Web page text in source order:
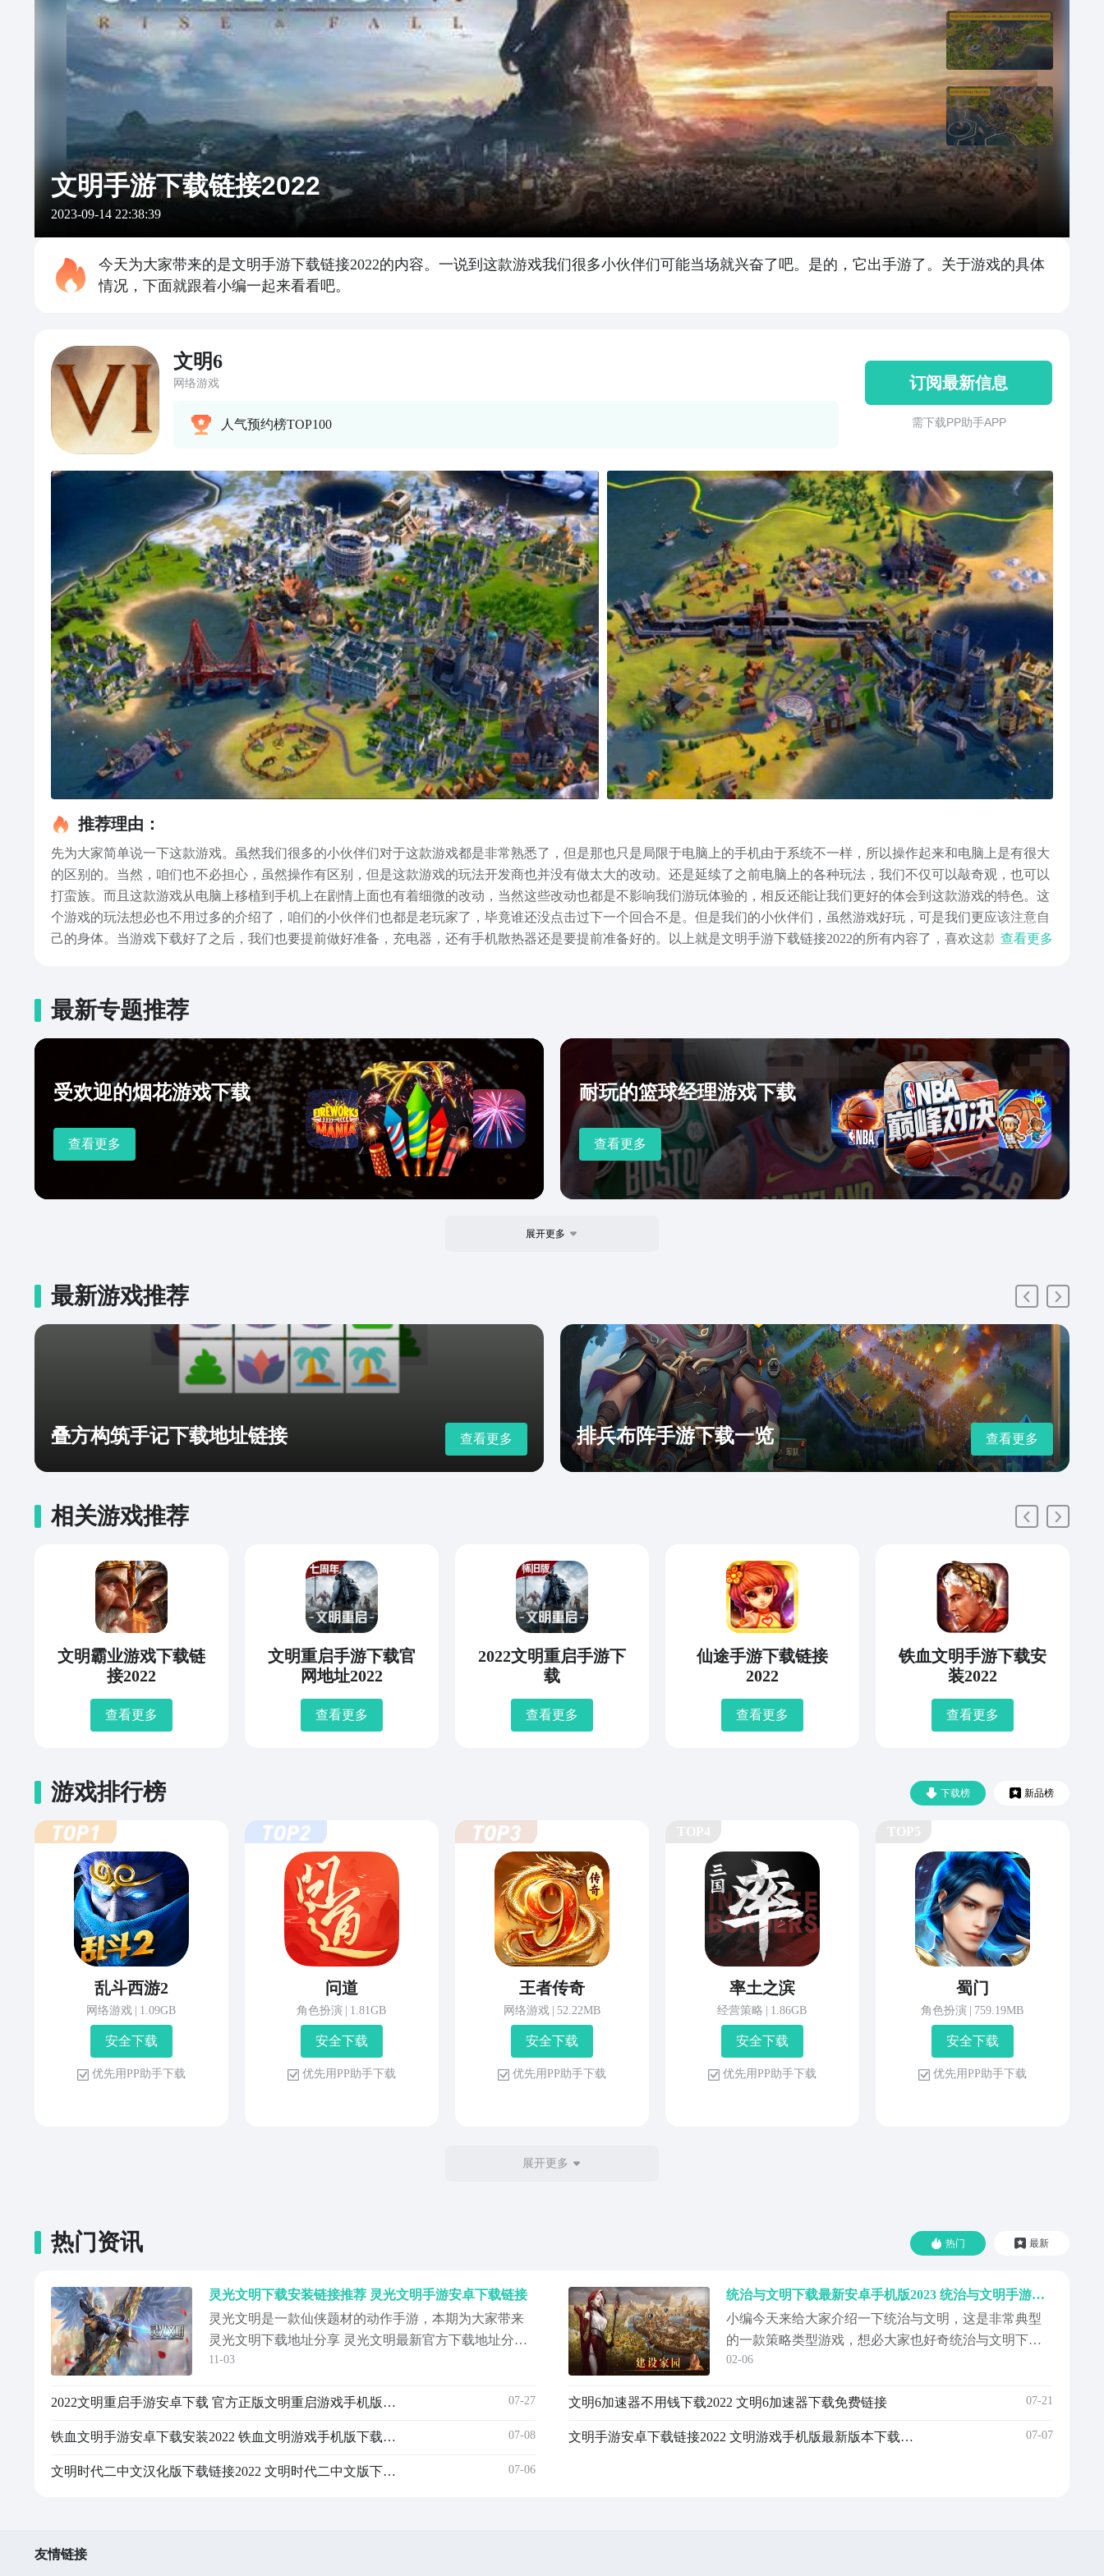
文明手游下载链接2022
2023-09-14 22:38:39
今天为大家带来的是文明手游下载链接2022的内容。一说到这款游戏我们很多小伙伴们可能当场就兴奋了吧。是的，它出手游了。关于游戏的具体
情况，下面就跟着小编一起来看看吧。
文明6
网络游戏
人气预约榜TOP100
订阅最新信息
需 下 载 P P 助 手 A P P
推荐理由：
先为大家简单说一下这款游戏。虽然我们很多的小伙伴们对于这款游戏都是非常熟悉了，但是那也只是局限于电脑上的手机由于系统不一样，所以操作起来和电脑上是有很大
的区别的。当然，咱们也不必担心，虽然操作有区别，但是这款游戏的玩法开发商也并没有做太大的改动。还是延续了之前电脑上的各种玩法，我们不仅可以敲奇观，也可以
打蛮族。而且这款游戏从电脑上移植到手机上在剧情上面也有着细微的改动，当然这些改动也都是不影响我们游玩体验的，相反还能让我们更好的体会到这款游戏的特色。这
个游戏的玩法想必也不用过多的介绍了，咱们的小伙伴们也都是老玩家了，毕竟谁还没点击过下一个回合不是。但是我们的小伙伴们，虽然游戏好玩，可是我们更应该注意自
己的身体。当游戏下载好了之后，我们也要提前做好准备，充电器，还有手机散热器还是要提前准备好的。以上就是文明手游下载链接2022的所有内容了，喜欢这款游戏的小
查看更多
最新专题推荐
受欢迎的烟花游戏下载
查看更多
耐玩的篮球经理游戏下载
查看更多
展开更多
最新游戏推荐
叠方构筑手记下载地址链接 查看更多 排兵布阵手游下载一览 查看更多
相关游戏推荐
文明霸业游戏下载链
接2022
查看更多
文明重启手游下载官
网地址2022
查看更多
2022文明重启手游下
载
查看更多
仙途手游下载链接
2022
查看更多
铁血文明手游下载安
装2022
查看更多
下载榜 新品榜
游戏排行榜
乱斗西游2
网络游戏 1.09GB
安 全 下 载
优 先 用 P P 助 手 下 载
问道
角色扮演 1.81GB
安 全 下 载
优 先 用 P P 助 手 下 载
王者传奇
网络游戏 52.22MB
安 全 下 载
优 先 用 P P 助 手 下 载
率土之滨
经营策略 1.86GB
安 全 下 载
优 先 用 P P 助 手 下 载
蜀门
角色扮演 759.19MB
安 全 下 载
优 先 用 P P 助 手 下 载
展开更多
热门 最新
热门资讯
灵光文明下载安装链接推荐 灵光文明手游安卓下载链接
灵光文明是一款仙侠题材的动作手游，本期为大家带来
灵光文明下载地址分享 灵光文明最新官方下载地址分
享。游戏中玩家可以选择不同的职业，体验不同的战斗
其他玩家一起参与跨服联盟，挑战强大的敌人，成为王
单易上手，让...
11-03
2022文明重启手游安卓下载 官方正版文明重启游戏手机版下载安装链接 07-27
铁血文明手游安卓下载安装2022 铁血文明游戏手机版下载链接 07-08
文明时代二中文汉化版下载链接2022 文明时代二中文版下载攻略 07-06
统治与文明下载最新安卓手机版2023 统治与文明手游安卓下载链接
小编今天来给大家介绍一下统治与文明，这是非常典型
的一款策略类型游戏，想必大家也好奇统治与文明下载
最新安卓版2023。这款游戏是在西方的背景下而建立
的差异，今天我们就一起来了解一下统治与文明这款游
址》》》》》#...
02-06
文明6加速器不用钱下载2022 文明6加速器下载免费链接 07-21
文明手游安卓下载链接2022 文明游戏手机版最新版本下载攻略 07-07
友情链接